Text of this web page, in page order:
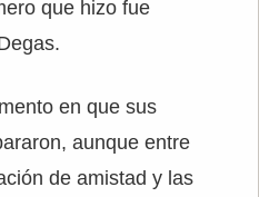
que hizo fue
en que sus
aunque entre
de amistad y las